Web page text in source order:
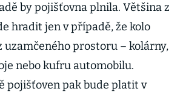
by pojišťovna plnila. Většina z
hradit jen v případě, že kolo
uzamčeného prostoru – kolárny,
nebo kufru automobilu.
pojišťoven pak bude platit v